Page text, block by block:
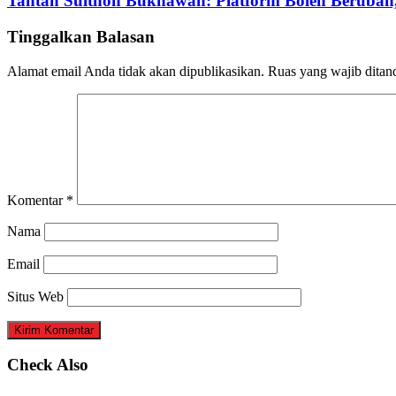
Tinggalkan Balasan
Alamat email Anda tidak akan dipublikasikan. Ruas yang wajib
Komentar *
Nama
Email
Situs Web
Check Also